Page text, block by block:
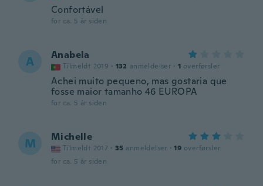
Confortável
for ca. 5 år siden
A Anabela
Tilmeldt 2019 · 132 anmeldelser · 1 overførsler
Achei muito pequeno, mas gostaria que
fosse maior tamanho 46 EUROPA
for ca. 5 år siden
M Michelle
Tilmeldt 2017 · 35 anmeldelser · 19 overførsler
for ca. 5 år siden